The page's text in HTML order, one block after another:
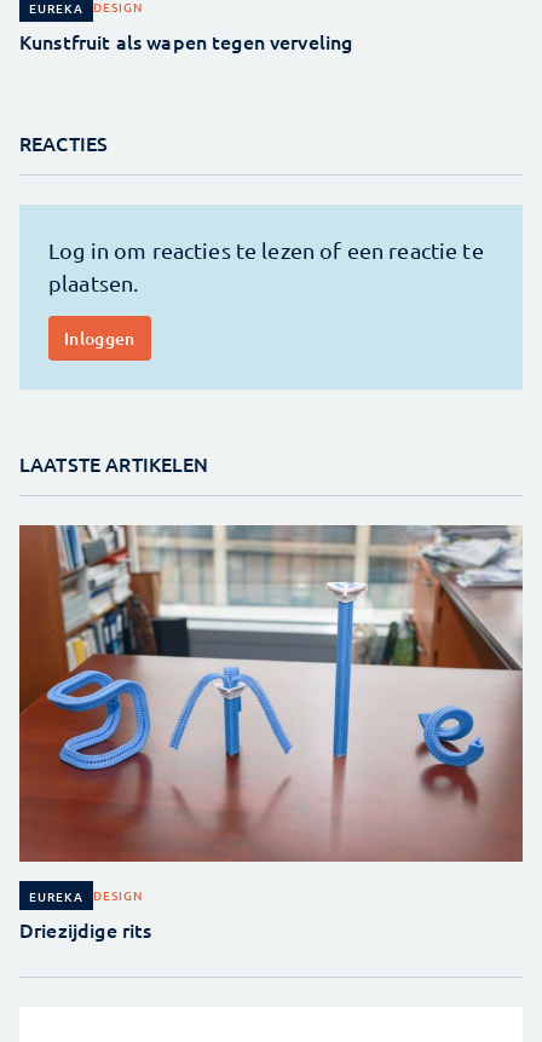
EUREKA DESIGN
Kunstfruit als wapen tegen verveling
REACTIES
LAATSTE ARTIKELEN
EUREKA DESIGN
Driezijdige rits